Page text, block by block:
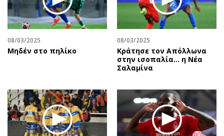
Εικαστικά
Βιβλίο
Χειρόγραφα
Προσφορές
Προσωπικότητες στην ''Κ''
Επιστολές
08/03/2025
Μηδέν στο πηλίκο
08/03/2025
Κράτησε τον Απόλλωνα
στην ισοπαλία… η Νέα
Σαλαμίνα